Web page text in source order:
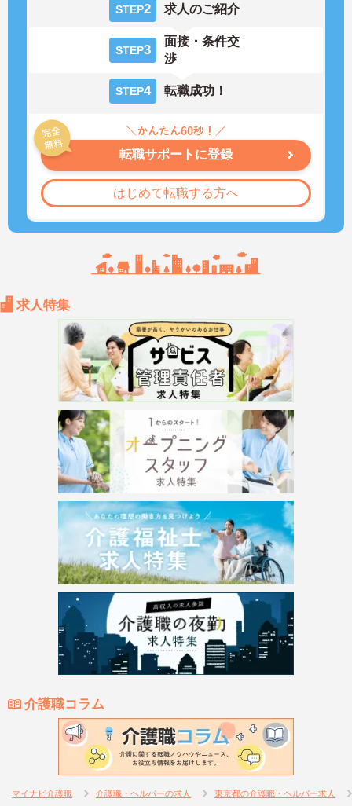
STEP2 求人のご紹介
STEP3
面接・条件交
渉
STEP4 転職成功！
転職サポートに登録
はじめて転職する方へ
求人特集
介護職コラム
マイナビ介護職 介護職・ヘルパーの求人 東京都の介護職・ヘルパー求人